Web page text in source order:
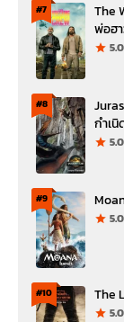
#7
The
พ่อฮ
5.0
#8
กำเ
5.0
#9
5.0
#10 The
5.0